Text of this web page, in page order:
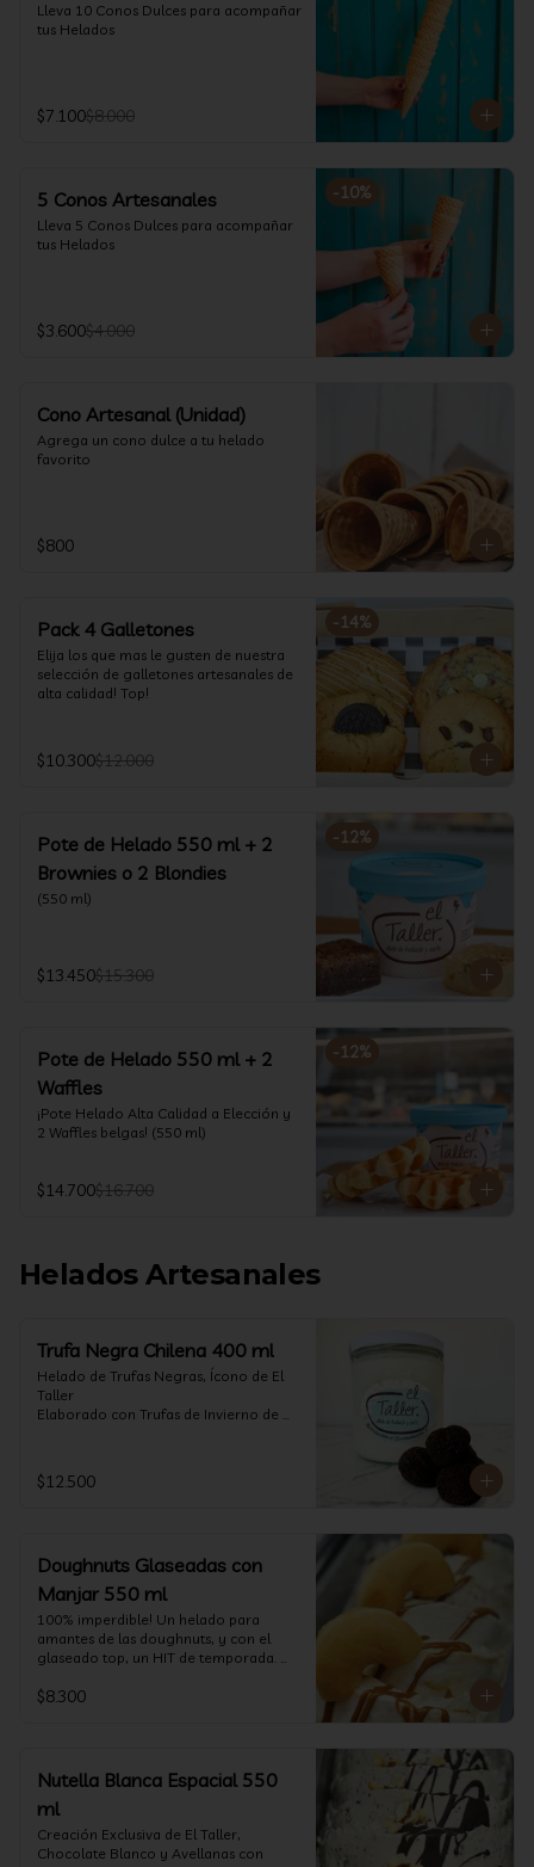
Lleva 10 Conos Dulces para acompañar
tus Helados
$7.100$8.000
-10%
5 Conos Artesanales
Lleva 5 Conos Dulces para acompañar
tus Helados
$3.600$4.000
Cono Artesanal (Unidad)
Agrega un cono dulce a tu helado
favorito
$800
-14%
Pack 4 Galletones
Elija los que mas le gusten de nuestra
selección de galletones artesanales de
alta calidad! Top!
$10.300$12.000
-12%
Pote de Helado 550 ml + 2
Brownies o 2 Blondies
(550 ml)
$13.450$15.300
-12%
Pote de Helado 550 ml + 2
Waffles
¡Pote Helado Alta Calidad a Elección y
2 Waffles belgas! (550 ml)
$14.700$16.700
Helados Artesanales
Trufa Negra Chilena 400 ml
Helado de Trufas Negras, Ícono de El
Taller
Elaborado con Trufas de Invierno de
cremoso y con un delicado proceso
para obtener una experiencia
esta Edición es muy Limitada,
aproveche ya de vivir esta fantástica
experiencia!!
Ya disponible en www.eltallerchile.cl
$12.500
Doughnuts Glaseadas con
Manjar 550 ml
100% imperdible! Un helado para
amantes de las doughnuts, y con el
glaseado top, un HIT de temporada.
$8.300
Nutella Blanca Espacial 550
ml
Creación Exclusiva de El Taller,
Chocolate Blanco y Avellanas con